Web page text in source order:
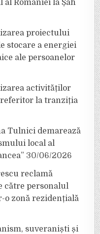
României la Șah
proiectului
stocare a energiei
ale persoanelor
activităților
referitor la tranziția
Tulnici demarează
local al
30/06/2026
reclamă
personalul
o zonă rezidențială
suveraniști și